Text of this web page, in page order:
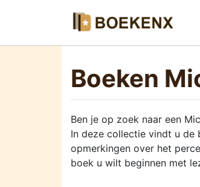
Boeken
Ben je op zoek naar een
In deze collectie vindt u de
opmerkingen over het
boek u wilt beginnen met